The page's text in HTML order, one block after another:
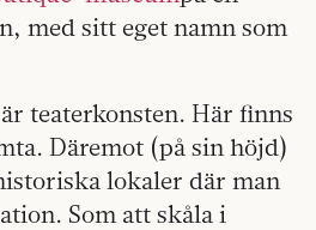
med sitt eget namn som
teaterkonsten. Här finns
Däremot (på sin höjd)
lokaler där man
Som att skåla i